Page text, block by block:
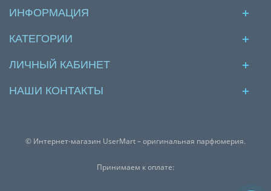
ИНФОРМАЦИЯ
КАТЕГОРИИ
ЛИЧНЫЙ КАБИНЕТ
НАШИ КОНТАКТЫ
© Интернет-магазин UserMart – оригинальная парфюмерия.
Принимаем к оплате: